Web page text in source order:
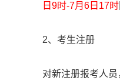
日9时-7月6日17时
2、考生注册
对新注册报考人